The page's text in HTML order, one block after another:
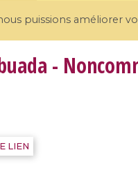
puissions améliorer
branches and affine
-
LIEN